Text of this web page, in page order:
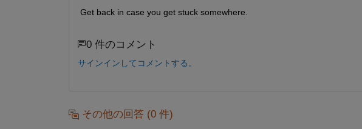
Get back in case you get stuck somewhere.
0 件のコメント
サインインしてコメントする。
その他の回答 (0 件)